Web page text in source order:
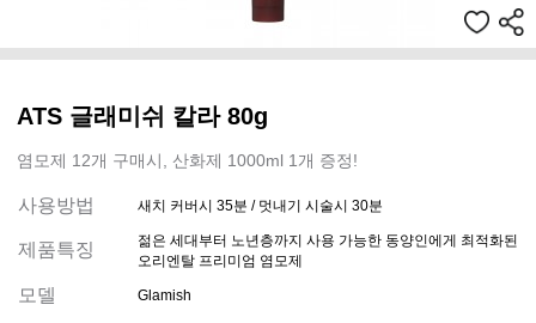
ATS 글래미쉬 칼라 80g
염모제 12개 구매시, 산화제 1000ml 1개 증정!
사용방법 새치 커버시 35분 / 멋내기 시술시 30분
제품특징
젊은 세대부터 노년층까지 사용 가능한 동양인에게 최적화된
오리엔탈 프리미엄 염모제
모델 Glamish